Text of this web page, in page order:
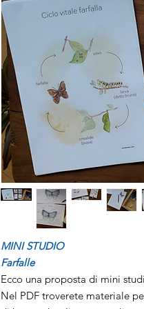
MINI STUDIO
Farfalle
Ecco una proposta di mini
Nel PDF troverete materiale